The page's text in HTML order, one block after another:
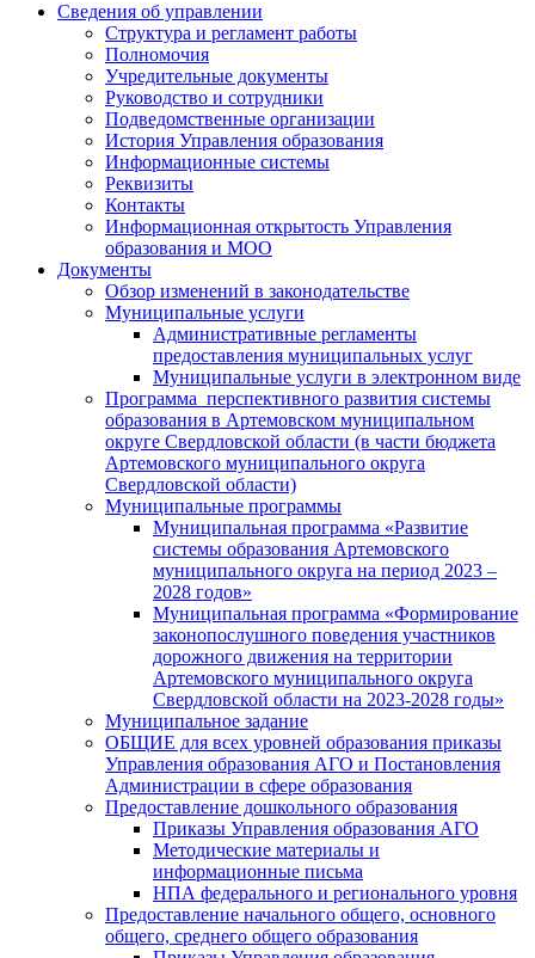
Сведения об управлении
Структура и регламент работы
Полномочия
Учредительные документы
Руководство и сотрудники
Подведомственные организации
История Управления образования
Информационные системы
Реквизиты
Контакты
Информационная открытость Управления
образования и МОО
Документы
Обзор изменений в законодательстве
Муниципальные услуги
Административные регламенты
предоставления муниципальных услуг
Муниципальные услуги в электронном виде
Программа перспективного развития системы
образования в Артемовском муниципальном
округе Свердловской области (в части бюджета
Артемовского муниципального округа
Свердловской области)
Муниципальные программы
Муниципальная программа «Развитие
системы образования Артемовского
муниципального округа на период 2023 –
2028 годов»
Муниципальная программа «Формирование
законопослушного поведения участников
дорожного движения на территории
Артемовского муниципального округа
Свердловской области на 2023-2028 годы»
Муниципальное задание
ОБЩИЕ для всех уровней образования приказы
Управления образования АГО и Постановления
Администрации в сфере образования
Предоставление дошкольного образования
Приказы Управления образования АГО
Методические материалы и
информационные письма
НПА федерального и регионального уровня
Предоставление начального общего, основного
общего, среднего общего образования